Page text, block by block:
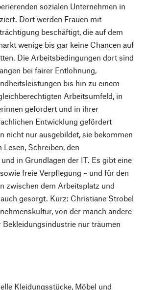
sozialen Unternehmen in
Dort werden Frauen mit
beschäftigt, die auf dem
wenige bis gar keine Chancen auf
Die Arbeitsbedingungen dort sind
bei ­fairer Entlohnung,
bis hin zu einem
Arbeitsumfeld, in
gefordert und in ihrer
Entwicklung gefördert
nicht nur ausgebildet, sie bekommen
Schreiben, den
in Grundlagen der IT. Es gibt eine
freie Verpflegung – und für den
zwischen dem Arbeitsplatz und
gesorgt. Kurz: Christiane Strobel
von der manch andere
Bekleidungsindustrie nur träumen
Kleidungsstücke, Möbel und